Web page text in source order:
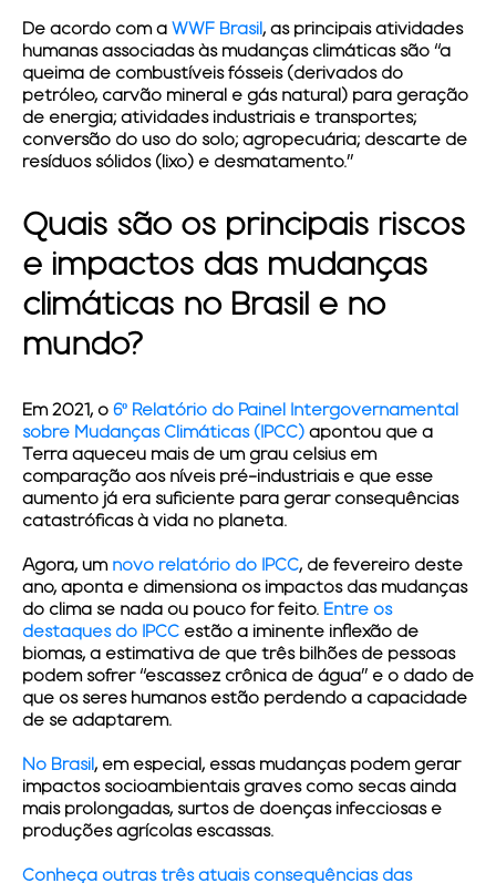
De acordo com a WWF Brasil , as principais atividades
humanas associadas às mudanças climáticas são “a
queima de combustíveis fósseis (derivados do
petróleo, carvão mineral e gás natural) para geração
de energia; atividades industriais e transportes;
conversão do uso do solo; agropecuária; descarte de
resíduos sólidos (lixo) e desmatamento.”
Quais são os principais riscos
e impactos das mudanças
climáticas no Brasil e no
mundo?
Em 2021, o 6º Relatório do Painel Intergovernamental
sobre Mudanças Climáticas (IPCC) apontou que a
Terra aqueceu mais de um grau celsius em
comparação aos níveis pré-industriais e que esse
aumento já era suficiente para gerar consequências
catastróficas à vida no planeta.
Agora, um novo relatório do IPCC, de fevereiro deste
ano, aponta e dimensiona os impactos das mudanças
do clima se nada ou pouco for feito. Entre os
destaques do IPCC estão a iminente inflexão de
biomas, a estimativa de que três bilhões de pessoas
podem sofrer “escassez crônica de água” e o dado de
que os seres humanos estão perdendo a capacidade
de se adaptarem.
No Brasil , em especial, essas mudanças podem gerar
impactos socioambientais graves como secas ainda
mais prolongadas, surtos de doenças infecciosas e
produções agrícolas escassas.
Conheça outras três atuais consequências das